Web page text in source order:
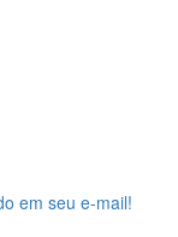
em seu e-mail!